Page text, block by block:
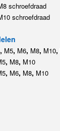
schroefdraad
schroefdraad
, M5, M6, M8, M10,
, M8, M10
, M6, M8, M10